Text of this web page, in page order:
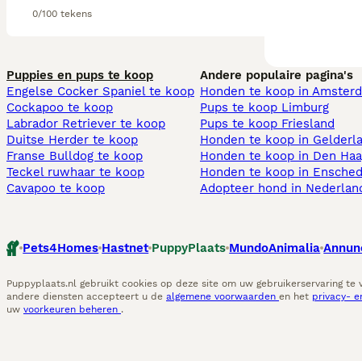
0/100 tekens
Puppies en pups te koop
Engelse Cocker Spaniel te koop
Cockapoo te koop
Labrador Retriever te koop
Duitse Herder te koop
Franse Bulldog te koop
Teckel ruwhaar te koop
Cavapoo te koop
Andere populaire pagina's
Honden te koop in
Pups te koop Limburg​
Pups te koop Friesland​
Honden te koop in
Honden te koop in Den
Honden te koop in
Adopteer hond in
Pets4Homes Hastnet PuppyPlaats MundoAnimalia
Puppyplaats.nl gebruikt cookies op deze site om uw gebruikerservaring
andere diensten accepteert u de algemene voorwaarden en het privacy-
uw voorkeuren beheren .